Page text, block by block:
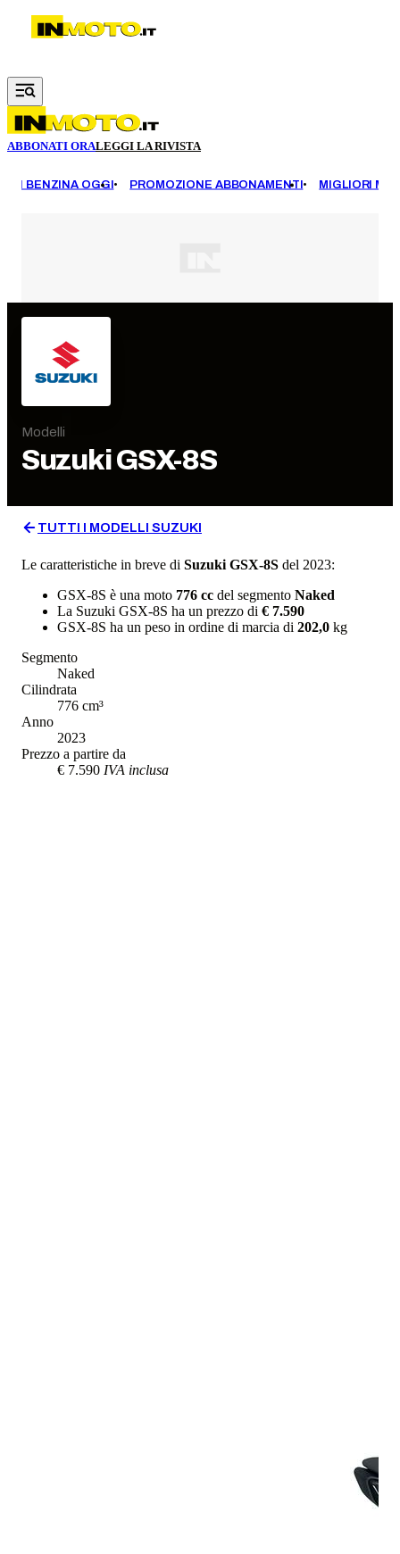
Vai al contenuto principale
ABBONATI ORALEGGI LA RIVISTA
BENZINA OGGI PROMOZIONE ABBONAMENTI MIGLIORI
Modelli
SuzukiGSX-8S
TUTTI I MODELLI SUZUKI
Le caratteristiche in breve di Suzuki GSX-8S del 2023:
GSX-8S è una moto 776 cc del segmento Naked
La Suzuki GSX-8S ha un prezzo di € 7.590
GSX-8S ha un peso in ordine di marcia di 202,0 kg
Segmento
Naked
Cilindrata
776 cm³
Anno
2023
Prezzo a partire da
€ 7.590 IVA inclusa